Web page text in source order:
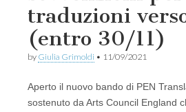
traduzioni
(entro 30/11)
by Giulia Grimoldi • 11/09/2021
Aperto il nuovo bando di PEN
sostenuto da Arts Council England